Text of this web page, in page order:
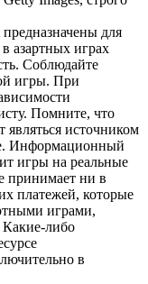
для
азартных играх
Соблюдайте
игры. При
Помните, что
являться источником
Информационный
игры на реальные
принимает ни в
платежей, которые
играми,
Какие-либо
в